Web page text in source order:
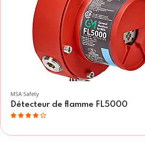
MSA Safety
Détecteur de flamme FL5000